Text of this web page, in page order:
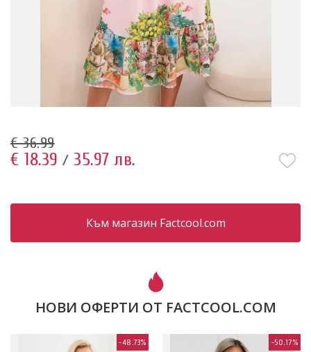
€ 36.99
€ 18.39 / 35.97 лв.
Към магазин Factcool.com
НОВИ ОФЕРТИ ОТ FACTCOOL.COM
-48.73% -50.17%